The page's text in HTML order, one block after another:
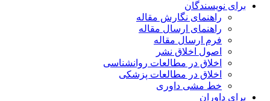
برای نویسندگان
راهنمای نگارش مقاله
راهنمای ارسال مقاله
فرم ارسال مقاله
اصول اخلاق نشر
اخلاق در مطالعات روانشناسی
اخلاق در مطالعات پزشکی
خط مشی داوری
برای داوران